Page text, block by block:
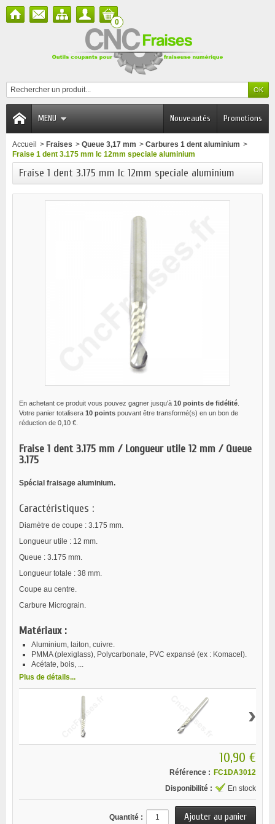
0
MENU Promotions
Nouveautés
Accueil > Fraises > Queue 3,17 mm > Carbures 1 dent aluminium >
Fraise 1 dent 3.175 mm lc 12mm speciale aluminium
Fraise 1 dent 3.175 mm lc 12mm speciale aluminium
En achetant ce produit vous pouvez gagner jusqu'à 10 points de fidélité
Votre panier totalisera 10 points pouvant être transformé(s) en un bon de
réduction de 0,10 €
Fraise 1 dent 3.175 mm / Longueur utile 12 mm / Queue
3.175
Spécial fraisage aluminium.
Caractéristiques :
Diamètre de coupe : 3.175 mm.
Longueur utile : 12 mm.
Queue : 3.175 mm.
Longueur totale : 38 mm.
Coupe au centre.
Carbure Micrograin.
Matériaux :
Aluminium, laiton, cuivre.
PMMA (plexiglass), Polycarbonate, PVC expansé (ex : Komacel).
Acétate, bois, ...
Plus de détails...
›
10,90 €
Référence : FC1DA3012
Disponibilité :
En stock
Quantité :